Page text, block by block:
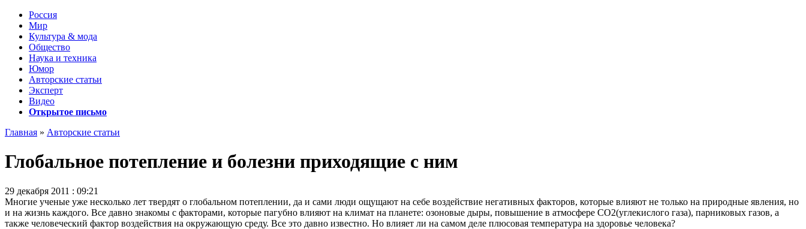
Россия
Мир
Культура & мода
Общество
Наука и техника
Юмор
Авторские статьи
Эксперт
Видео
Открытое письмо
Главная » Авторские статьи
Глобальное потепление и болезни приходящие с ним
29 декабря 2011 : 09:21
Многие ученые уже несколько лет твердят о глобальном потеплении, да и сами люди ощущают на себе воздействие негативных факторов, которые влияют не только на природные явления, но
и на жизнь каждого. Все давно знакомы с факторами, которые пагубно влияют на климат на планете: озоновые дыры, повышение в атмосфере СО2(углекислого газа), парниковых газов, а
также человеческий фактор воздействия на окружающую среду. Все это давно известно. Но влияет ли на самом деле плюсовая температура на здоровье человека?